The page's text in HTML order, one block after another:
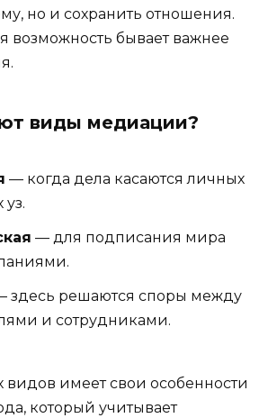
но и сохранить отношения.
возможность бывает важнее
виды медиации?
— когда дела касаются личных
— для подписания мира
здесь решаются споры между
и сотрудниками.
видов имеет свои особенности
который учитывает